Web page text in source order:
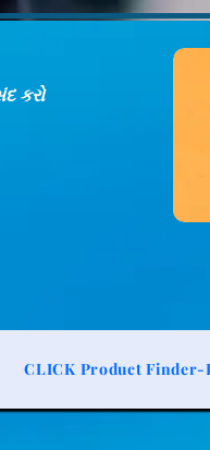
કરો
CLICK Product Finder-